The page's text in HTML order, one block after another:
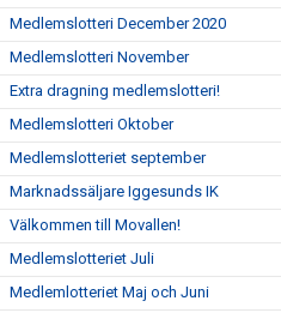
Medlemslotteri December 2020
Medlemslotteri November
Extra dragning medlemslotteri!
Medlemslotteri Oktober
Medlemslotteriet september
Marknadssäljare Iggesunds IK
Välkommen till Movallen!
Medlemslotteriet Juli
Medlemlotteriet Maj och Juni